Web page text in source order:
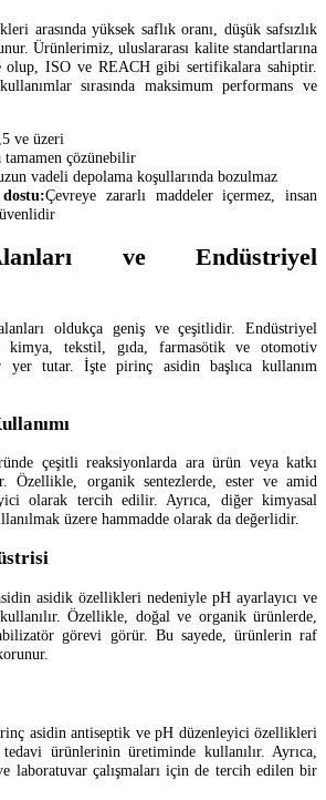
arasında yüksek saflık oranı, düşük safsızlık
Ürünlerimiz, uluslararası kalite standartlarına
olup, ISO ve REACH gibi sertifikalara sahiptir.
sırasında maksimum performans ve
ve üzeri
tamamen çözünebilir
vadeli depolama koşullarında bozulmaz
Çevreye zararlı maddeler içermez, insan
ve Endüstriyel
oldukça geniş ve çeşitlidir. Endüstriyel
kimya, tekstil, gıda, farmasötik ve otomotiv
yer tutar. İşte pirinç asidin başlıca kullanım
çeşitli reaksiyonlarda ara ürün veya katkı
Özellikle, organik sentezlerde, ester ve amid
olarak tercih edilir. Ayrıca, diğer kimyasal
üzere hammadde olarak da değerlidir.
asidik özellikleri nedeniyle pH ayarlayıcı ve
Özellikle, doğal ve organik ürünlerde,
görevi görür. Bu sayede, ürünlerin raf
asidin antiseptik ve pH düzenleyici özellikleri
ürünlerinin üretiminde kullanılır. Ayrıca,
laboratuvar çalışmaları için de tercih edilen bir